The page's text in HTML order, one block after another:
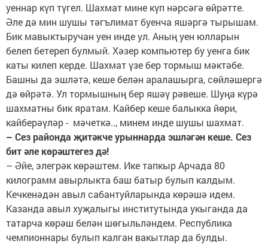
уеннар күп түгел. Шахмат мине күп нәрсәгә өйрәтте.
Әле дә мин шушы тәгълимат буенча яшәргә тырышам.
Бик мавыктыручан уен инде ул. Аның уен юлларын
белеп бетереп булмый. Хәзер компьютер бу уенга бик
каты килеп керде. Шахмат үзе бер тормыш мәктәбе.
Башны да эшләтә, кеше белән аралашырга, сөйләшергә
дә өйрәтә. Ул тормышның бер яшәү рәвеше. Шуңа күрә
шахматны бик яратам. Кайбер кеше балыкка йөри,
кайберәүләр - мәчеткә.., минем инде шушы шахмат.
– Сез районда җитәкче урыннарда эшләгән кеше. Сез
бит әле көрәштегез дә!
– Әйе, элегрәк көрәштем. Ике тапкыр Арчада 80
килограмм авырлыкта баш батыр булып калдым.
Кечкенәдән авыл сабантуйларында көрәшә идем.
Казанда авыл хуҗалыгы институтында укыганда да
татарча көрәш белән шөгыльләндем. Республика
чемпионнары булып калган вакытлар да булды.